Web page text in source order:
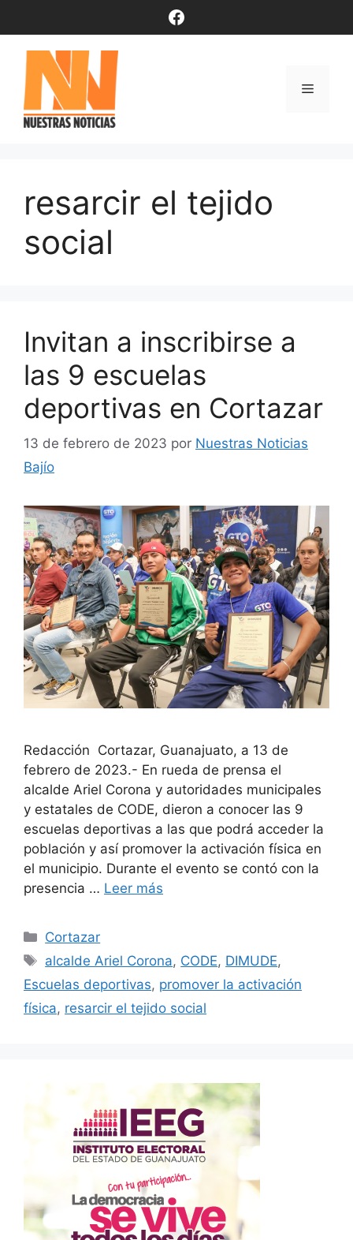
contenido
Facebook
Menú
resarcir el tejido
social
Invitan a inscribirse a
las 9 escuelas
deportivas en Cortazar
13 de febrero de 2023 por Nuestras Noticias
Bajío
Redacción Cortazar, Guanajuato, a 13 de
febrero de 2023.- En rueda de prensa el
alcalde Ariel Corona y autoridades municipales
y estatales de CODE, dieron a conocer las 9
escuelas deportivas a las que podrá acceder la
población y así promover la activación física en
el municipio. Durante el evento se contó con la
presencia … Leer más
Categorías
Cortazar
Etiquetas
alcalde Ariel Corona, CODE, DIMUDE,
Escuelas deportivas, promover la activación
física, resarcir el tejido social